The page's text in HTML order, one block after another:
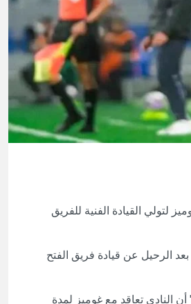
لتولي القيادة الفنية للفريق
الرحيل عن قيادة فريق الفتح
النادي تعاقد مع غوميز لمدة